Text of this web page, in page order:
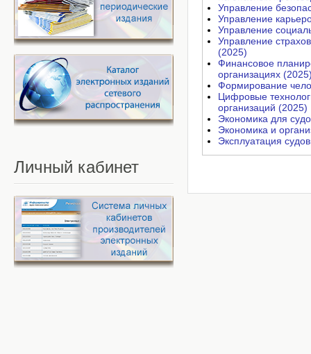
Управление
Управление
Управление
Управление
(2025)
Финансовое
организациях
Формирование
Цифровые
организаций (2025)
Экономика для
Экономика и
Эксплуатация
Личный кабинет